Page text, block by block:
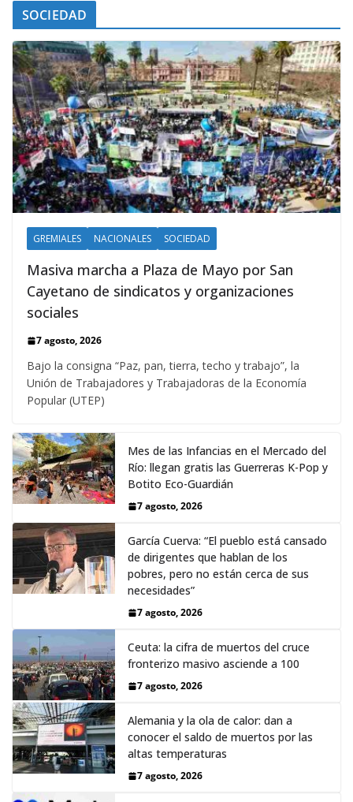
SOCIEDAD
GREMIALES NACIONALES SOCIEDAD
Masiva marcha a Plaza de Mayo por San
Cayetano de sindicatos y organizaciones
sociales
7 agosto, 2026
Bajo la consigna “Paz, pan, tierra, techo y trabajo”, la
Unión de Trabajadores y Trabajadoras de la Economía
Popular (UTEP)
Mes de las Infancias en el Mercado del
Río: llegan gratis las Guerreras K-Pop y
Botito Eco-Guardián
7 agosto, 2026
García Cuerva: “El pueblo está cansado
de dirigentes que hablan de los
pobres, pero no están cerca de sus
necesidades”
7 agosto, 2026
Ceuta: la cifra de muertos del cruce
fronterizo masivo asciende a 100
7 agosto, 2026
Alemania y la ola de calor: dan a
conocer el saldo de muertos por las
altas temperaturas
7 agosto, 2026